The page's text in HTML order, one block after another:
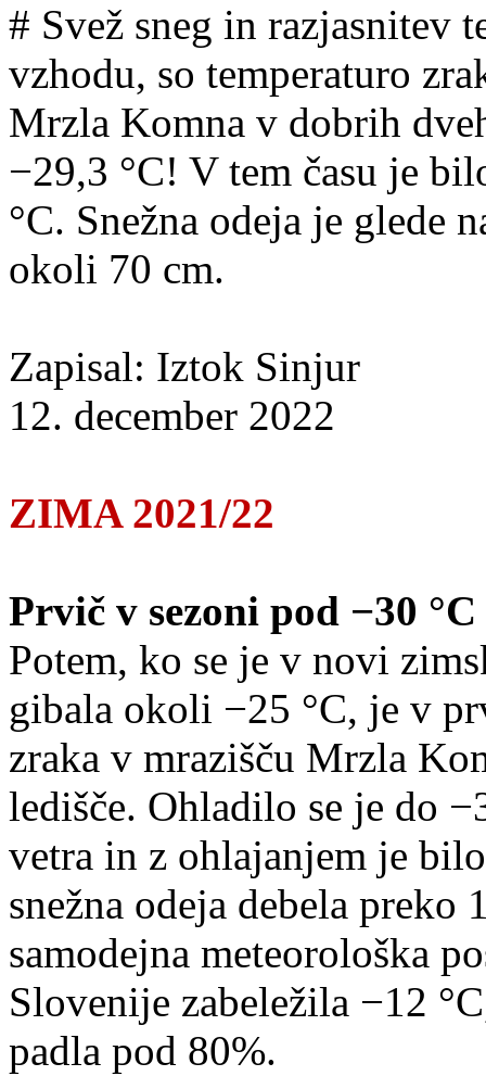
# Svež sneg in razjasnitev
vzhodu, so temperaturo
Mrzla Komna v dobrih
−29,3 °C! V tem času je
°C. Snežna odeja je glede
okoli 70 cm.
Zapisal: Iztok Sinjur
12. december 2022
ZIMA 2021/22
Prvič v sezoni pod −30 °C
Potem, ko se je v novi
gibala okoli −25 °C, je v
zraka v mrazišču Mrzla
ledišče. Ohladilo se je do
vetra in z ohlajanjem je
snežna odeja debela
samodejna meteorološka
Slovenije zabeležila −12
padla pod 80%.